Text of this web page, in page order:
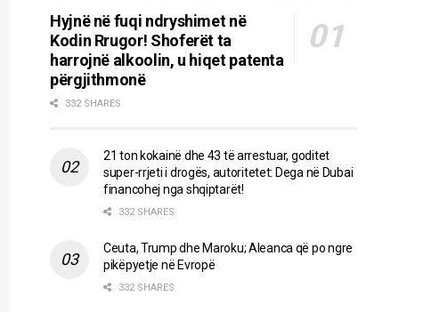
Hyjnë në fuqi ndryshimet në
Kodin Rrugor! Shoferët ta
harrojnë alkoolin, u hiqet patenta
përgjithmonë
332 SHARES
21 ton kokainë dhe 43 të arrestuar, goditet
super-rrjeti i drogës, autoritetet: Dega në Dubai
financohej nga shqiptarët!
332 SHARES
Ceuta, Trump dhe Maroku; Aleanca që po ngre
pikëpyetje në Evropë
332 SHARES